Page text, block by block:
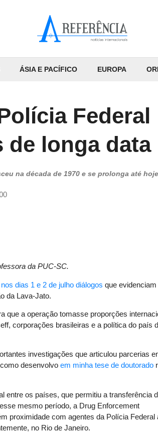
ÁSIA E PACÍFICO EUROPA
Federal
de longa data
na década de 1970 e se prolonga até hoje
da PUC-SC.
dias 1 e 2 de julho diálogos que evidenciam
da Lava-Jato.
que a operação tomasse proporções
corporações brasileiras e a política do país
investigações que articulou parcerias
desenvolvo em minha tese de doutorado
entre os países, que permitiu a transferência
mesmo período, a Drug Enforcement
proximidade com agentes da Polícia Federal
no Rio de Janeiro.